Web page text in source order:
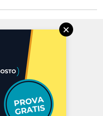
38/A
401
×